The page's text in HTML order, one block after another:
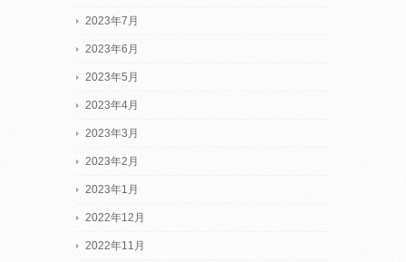
2023年7月
2023年6月
2023年5月
2023年4月
2023年3月
2023年2月
2023年1月
2022年12月
2022年11月